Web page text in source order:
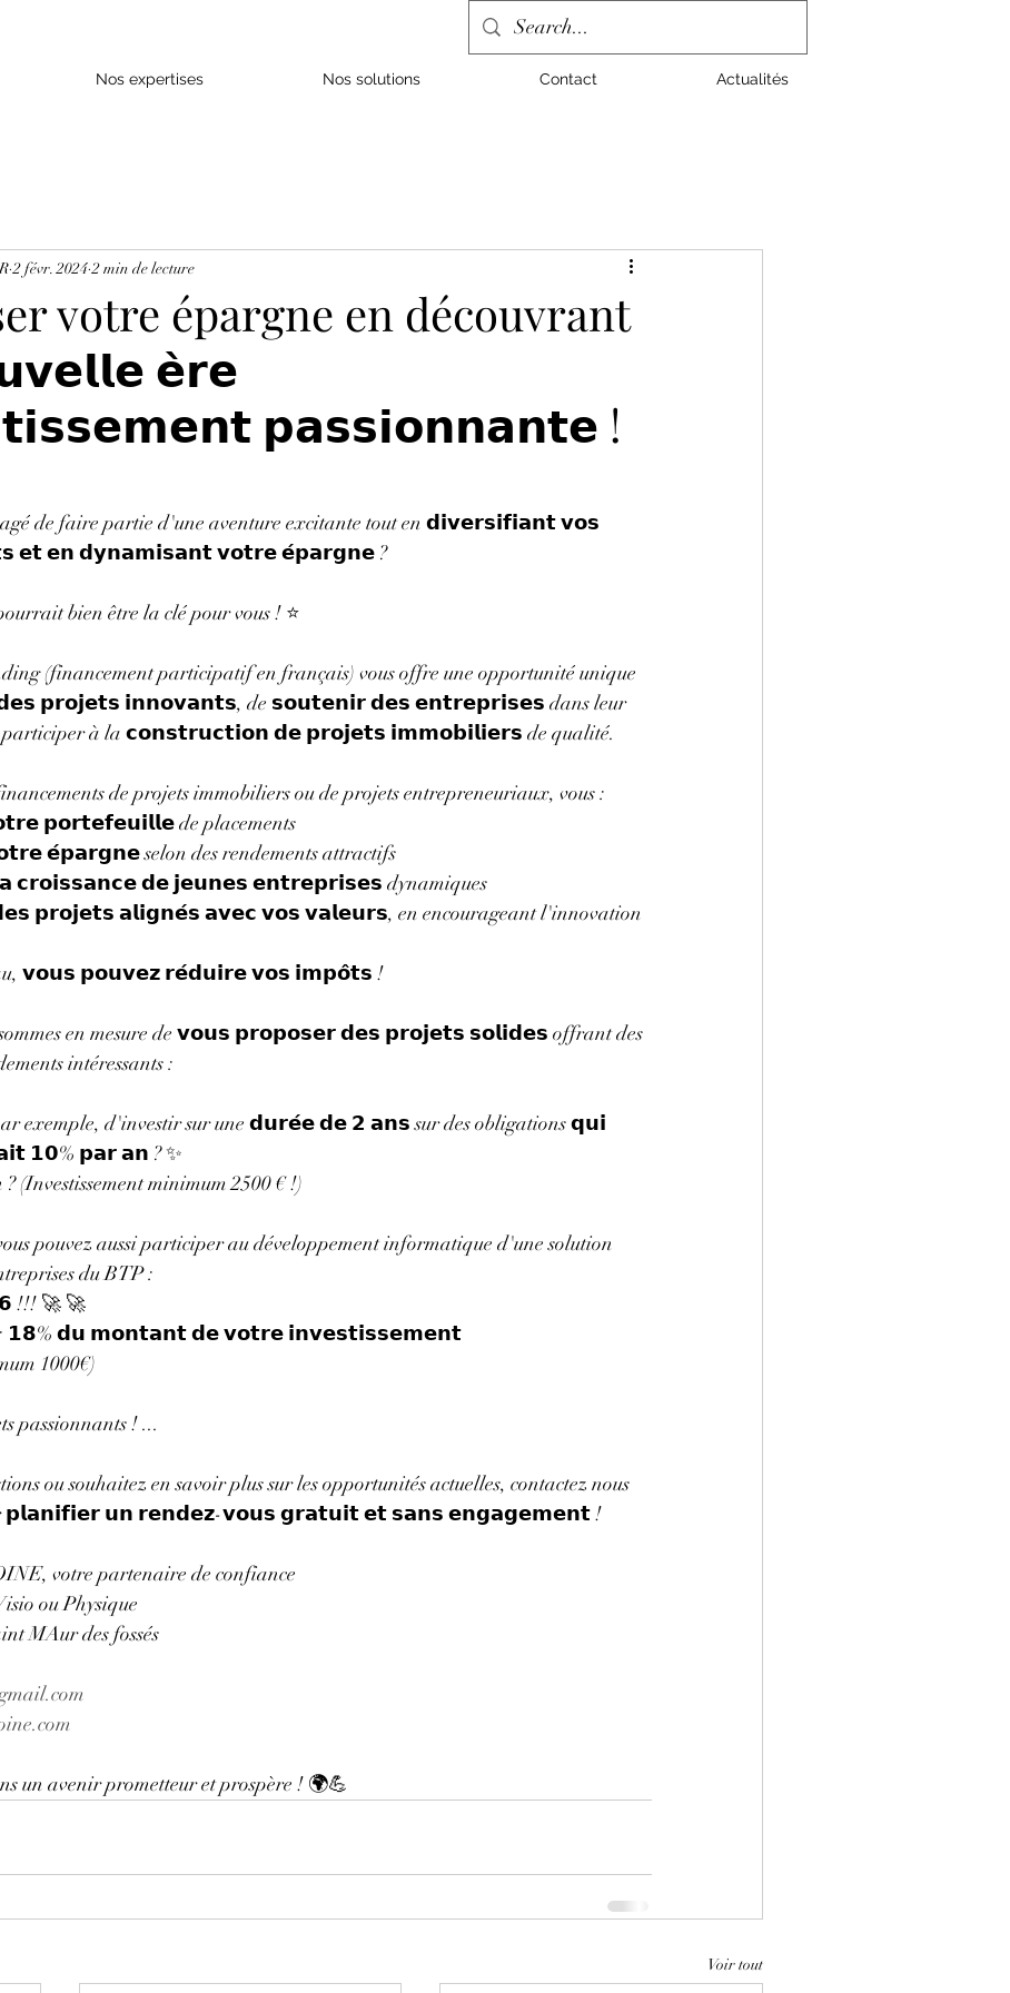
Nos expertises Nos solutions Contact Actualités
votre épargne en découvrant
𝗲̀𝗿𝗲
𝗽𝗮𝘀𝘀𝗶𝗼𝗻𝗻𝗮𝗻𝘁𝗲 !
2 févr. 2024 2 min de lecture
de faire partie d'une aventure excitante tout en 𝗱𝗶𝘃𝗲𝗿𝘀𝗶𝗳𝗶𝗮𝗻𝘁 𝘃𝗼𝘀
𝗲𝘁 𝗲𝗻 𝗱𝘆𝗻𝗮𝗺𝗶𝘀𝗮𝗻𝘁 𝘃𝗼𝘁𝗿𝗲 𝗲́𝗽𝗮𝗿𝗴𝗻𝗲 ?
bien être la clé pour vous ! ⭐
(financement participatif en français) vous offre une opportunité unique
𝗽𝗿𝗼𝗷𝗲𝘁𝘀 𝗶𝗻𝗻𝗼𝘃𝗮𝗻𝘁𝘀, de 𝘀𝗼𝘂𝘁𝗲𝗻𝗶𝗿 𝗱𝗲𝘀 𝗲𝗻𝘁𝗿𝗲𝗽𝗿𝗶𝘀𝗲𝘀 dans leur
participer à la 𝗰𝗼𝗻𝘀𝘁𝗿𝘂𝗰𝘁𝗶𝗼𝗻 𝗱𝗲 𝗽𝗿𝗼𝗷𝗲𝘁𝘀 𝗶𝗺𝗺𝗼𝗯𝗶𝗹𝗶𝗲𝗿𝘀 de qualité.
de projets immobiliers ou de projets entrepreneuriaux, vous :
𝗽𝗼𝗿𝘁𝗲𝗳𝗲𝘂𝗶𝗹𝗹𝗲 de placements
𝗲́𝗽𝗮𝗿𝗴𝗻𝗲 selon des rendements attractifs
𝗰𝗿𝗼𝗶𝘀𝘀𝗮𝗻𝗰𝗲 𝗱𝗲 𝗷𝗲𝘂𝗻𝗲𝘀 𝗲𝗻𝘁𝗿𝗲𝗽𝗿𝗶𝘀𝗲𝘀 dynamiques
𝗽𝗿𝗼𝗷𝗲𝘁𝘀 𝗮𝗹𝗶𝗴𝗻𝗲́𝘀 𝗮𝘃𝗲𝗰 𝘃𝗼𝘀 𝘃𝗮𝗹𝗲𝘂𝗿𝘀, en encourageant l'innovation
𝘃𝗼𝘂𝘀 𝗽𝗼𝘂𝘃𝗲𝘇 𝗿𝗲́𝗱𝘂𝗶𝗿𝗲 𝘃𝗼𝘀 𝗶𝗺𝗽𝗼̂𝘁𝘀 !
sommes en mesure de 𝘃𝗼𝘂𝘀 𝗽𝗿𝗼𝗽𝗼𝘀𝗲𝗿 𝗱𝗲𝘀 𝗽𝗿𝗼𝗷𝗲𝘁𝘀 𝘀𝗼𝗹𝗶𝗱𝗲𝘀 offrant des
intéressants :
exemple, d'investir sur une 𝗱𝘂𝗿𝗲́𝗲 𝗱𝗲 𝟮 𝗮𝗻𝘀 sur des obligations 𝗾𝘂𝗶
𝟭𝟬% 𝗽𝗮𝗿 𝗮𝗻 ? ✨
(Investissement minimum 2500 € !)
pouvez aussi participer au développement informatique d'une solution
du BTP :
!!! 🚀 🚀
: 𝟭𝟴% 𝗱𝘂 𝗺𝗼𝗻𝘁𝗮𝗻𝘁 𝗱𝗲 𝘃𝗼𝘁𝗿𝗲 𝗶𝗻𝘃𝗲𝘀𝘁𝗶𝘀𝘀𝗲𝗺𝗲𝗻𝘁
1000€)
passionnants ! ...
ou souhaitez en savoir plus sur les opportunités actuelles, contactez nous
𝗽𝗹𝗮𝗻𝗶𝗳𝗶𝗲𝗿 𝘂𝗻 𝗿𝗲𝗻𝗱𝗲𝘇-𝘃𝗼𝘂𝘀 𝗴𝗿𝗮𝘁𝘂𝗶𝘁 𝗲𝘁 𝘀𝗮𝗻𝘀 𝗲𝗻𝗴𝗮𝗴𝗲𝗺𝗲𝗻𝘁 !
votre partenaire de confiance
ou Physique
MAur des fossés
un avenir prometteur et prospère ! 🌍💪
Voir tout